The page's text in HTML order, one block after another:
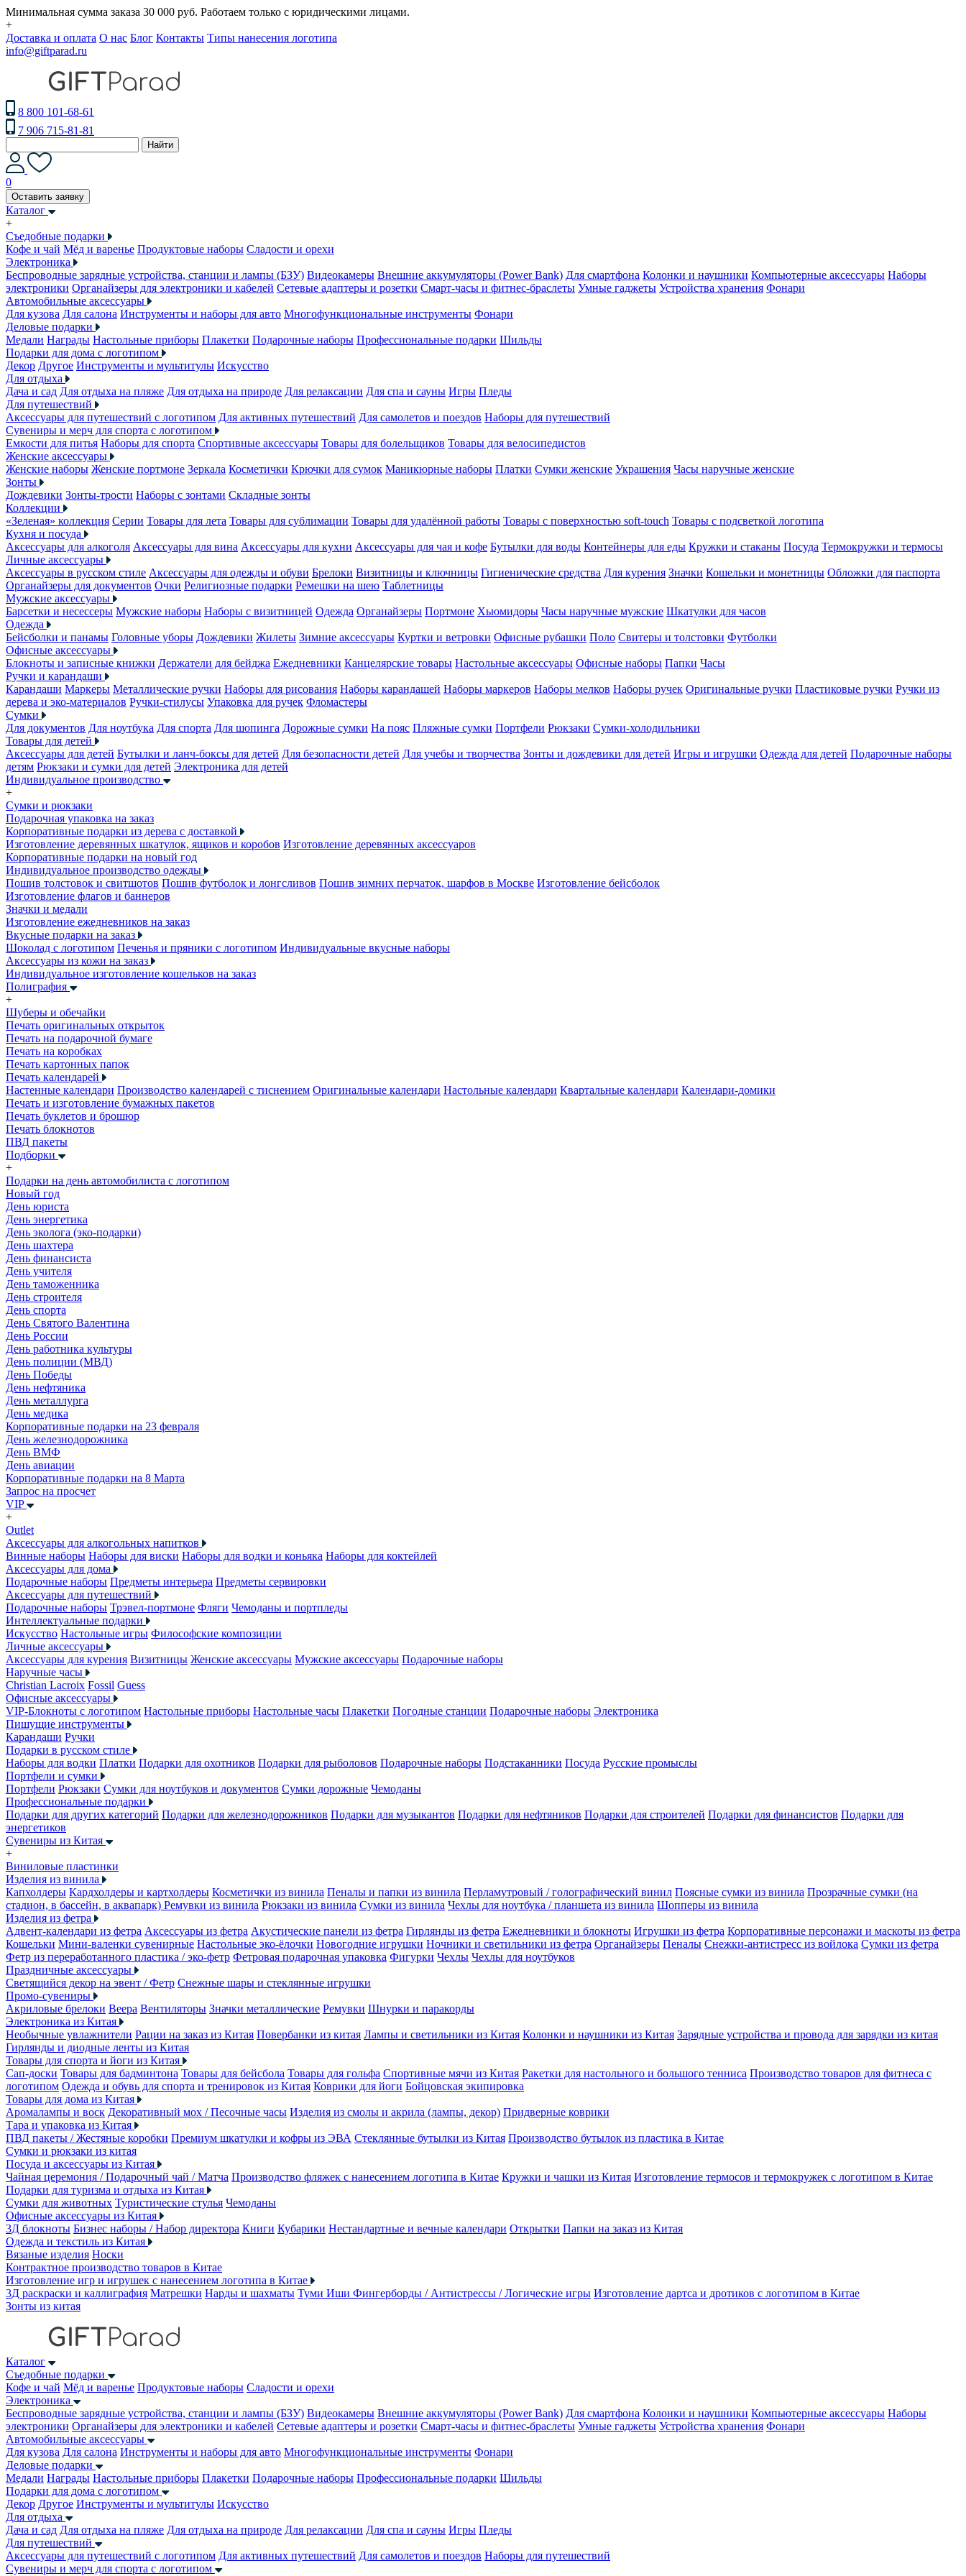
Минимальная сумма заказа 30 000 руб. Работаем только с юридическими лицами.
+
Доставка и оплата О нас Блог Контакты Типы нанесения логотипа
info@giftparad.ru
8 800 101-68-61
7 906 715-81-81
Найти
0
Оставить заявку
Каталог
+
Съедобные подарки
Кофе и чай Мёд и варенье Продуктовые наборы Сладости и орехи
Электроника
Беспроводные зарядные устройства, станции и лампы (БЗУ) Видеокамеры Внешние аккумуляторы (Power Bank) Для смартфона Колонки и наушники Компьютерные аксессуары Наборы
электроники Органайзеры для электроники и кабелей Сетевые адаптеры и розетки Смарт-часы и фитнес-браслеты Умные гаджеты Устройства хранения Фонари
Автомобильные аксессуары
Для кузова Для салона Инструменты и наборы для авто Многофункциональные инструменты Фонари
Деловые подарки
Медали Награды Настольные приборы Плакетки Подарочные наборы Профессиональные подарки Шильды
Подарки для дома с логотипом
Декор Другое Инструменты и мультитулы Искусство
Для отдыха
Дача и сад Для отдыха на пляже Для отдыха на природе Для релаксации Для спа и сауны Игры Пледы
Для путешествий
Аксессуары для путешествий с логотипом Для активных путешествий Для самолетов и поездов Наборы для путешествий
Сувениры и мерч для спорта с логотипом
Емкости для питья Наборы для спорта Спортивные аксессуары Товары для болельщиков Товары для велосипедистов
Женские аксессуары
Женские наборы Женские портмоне Зеркала Косметички Крючки для сумок Маникюрные наборы Платки Сумки женские Украшения Часы наручные женские
Зонты
Дождевики Зонты-трости Наборы с зонтами Складные зонты
Коллекции
«Зеленая» коллекция Серии Товары для лета Товары для сублимации Товары для удалённой работы Товары с поверхностью soft-touch Товары с подсветкой логотипа
Кухня и посуда
Аксессуары для алкоголя Аксессуары для вина Аксессуары для кухни Аксессуары для чая и кофе Бутылки для воды Контейнеры для еды Кружки и стаканы Посуда Термокружки и термосы
Личные аксессуары
Аксессуары в русском стиле Аксессуары для одежды и обуви Брелоки Визитницы и ключницы Гигиенические средства Для курения Значки Кошельки и монетницы Обложки для паспорта
Органайзеры для документов Очки Религиозные подарки Ремешки на шею Таблетницы
Мужские аксессуары
Барсетки и несессеры Мужские наборы Наборы с визитницей Одежда Органайзеры Портмоне Хьюмидоры Часы наручные мужские Шкатулки для часов
Одежда
Бейсболки и панамы Головные уборы Дождевики Жилеты Зимние аксессуары Куртки и ветровки Офисные рубашки Поло Свитеры и толстовки Футболки
Офисные аксессуары
Блокноты и записные книжки Держатели для бейджа Ежедневники Канцелярские товары Настольные аксессуары Офисные наборы Папки Часы
Ручки и карандаши
Карандаши Маркеры Металлические ручки Наборы для рисования Наборы карандашей Наборы маркеров Наборы мелков Наборы ручек Оригинальные ручки Пластиковые ручки Ручки из
дерева и эко-материалов Ручки-стилусы Упаковка для ручек Фломастеры
Сумки
Для документов Для ноутбука Для спорта Для шопинга Дорожные сумки На пояс Пляжные сумки Портфели Рюкзаки Сумки-холодильники
Товары для детей
Аксессуары для детей Бутылки и ланч-боксы для детей Для безопасности детей Для учебы и творчества Зонты и дождевики для детей Игры и игрушки Одежда для детей Подарочные наборы
детям Рюкзаки и сумки для детей Электроника для детей
Индивидуальное производство
+
Сумки и рюкзаки
Подарочная упаковка на заказ
Корпоративные подарки из дерева с доставкой
Изготовление деревянных шкатулок, ящиков и коробов Изготовление деревянных аксессуаров
Корпоративные подарки на новый год
Индивидуальное производство одежды
Пошив толстовок и свитшотов Пошив футболок и лонгсливов Пошив зимних перчаток, шарфов в Москве Изготовление бейсболок
Изготовление флагов и баннеров
Значки и медали
Изготовление ежедневников на заказ
Вкусные подарки на заказ
Шоколад с логотипом Печенья и пряники с логотипом Индивидуальные вкусные наборы
Аксессуары из кожи на заказ
Индивидуальное изготовление кошельков на заказ
Полиграфия
+
Шуберы и обечайки
Печать оригинальных открыток
Печать на подарочной бумаге
Печать на коробках
Печать картонных папок
Печать календарей
Настенные календари Производство календарей с тиснением Оригинальные календари Настольные календари Квартальные календари Календари-домики
Печать и изготовление бумажных пакетов
Печать буклетов и брошюр
Печать блокнотов
ПВД пакеты
Подборки
+
Подарки на день автомобилиста с логотипом
Новый год
День юриста
День энергетика
День эколога (эко-подарки)
День шахтера
День финансиста
День учителя
День таможенника
День строителя
День спорта
День Святого Валентина
День России
День работника культуры
День полиции (МВД)
День Победы
День нефтяника
День металлурга
День медика
Корпоративные подарки на 23 февраля
День железнодорожника
День ВМФ
День авиации
Корпоративные подарки на 8 Марта
Запрос на просчет
VIP
+
Outlet
Аксессуары для алкогольных напитков
Винные наборы Наборы для виски Наборы для водки и коньяка Наборы для коктейлей
Аксессуары для дома
Подарочные наборы Предметы интерьера Предметы сервировки
Аксессуары для путешествий
Подарочные наборы Трэвел-портмоне Фляги Чемоданы и портпледы
Интеллектуальные подарки
Искусство Настольные игры Философские композиции
Личные аксессуары
Аксессуары для курения Визитницы Женские аксессуары Мужские аксессуары Подарочные наборы
Наручные часы
Christian Lacroix Fossil Guess
Офисные аксессуары
VIP-Блокноты с логотипом Настольные приборы Настольные часы Плакетки Погодные станции Подарочные наборы Электроника
Пишущие инструменты
Карандаши Ручки
Подарки в русском стиле
Наборы для водки Платки Подарки для охотников Подарки для рыболовов Подарочные наборы Подстаканники Посуда Русские промыслы
Портфели и сумки
Портфели Рюкзаки Сумки для ноутбуков и документов Сумки дорожные Чемоданы
Профессиональные подарки
Подарки для других категорий Подарки для железнодорожников Подарки для музыкантов Подарки для нефтяников Подарки для строителей Подарки для финансистов Подарки для
энергетиков
Сувениры из Китая
+
Виниловые пластинки
Изделия из винила
Капхолдеры Кардхолдеры и картхолдеры Косметички из винила Пеналы и папки из винила Перламутровый / голографический винил Поясные сумки из винила Прозрачные сумки (на
стадион, в бассейн, в аквапарк) Ремувки из винила Рюкзаки из винила Сумки из винила Чехлы для ноутбука / планшета из винила Шопперы из винила
Изделия из фетра
Адвент-календари из фетра Аксессуары из фетра Акустические панели из фетра Гирлянды из фетра Ежедневники и блокноты Игрушки из фетра Корпоративные персонажи и маскоты из фетра
Кошельки Мини-валенки сувенирные Настольные эко-ёлочки Новогодние игрушки Ночники и светильники из фетра Органайзеры Пеналы Снежки-антистресс из войлока Сумки из фетра
Фетр из переработанного пластика / эко-фетр Фетровая подарочная упаковка Фигурки Чехлы Чехлы для ноутбуков
Праздничные аксессуары
Светящийся декор на эвент / Фетр Снежные шары и стеклянные игрушки
Промо-сувениры
Акриловые брелоки Веера Вентиляторы Значки металлические Ремувки Шнурки и паракорды
Электроника из Китая
Необычные увлажнители Рации на заказ из Китая Повербанки из китая Лампы и светильники из Китая Колонки и наушники из Китая Зарядные устройства и провода для зарядки из китая
Гирлянды и диодные ленты из Китая
Товары для спорта и йоги из Китая
Сап-доски Товары для бадминтона Товары для бейсбола Товары для гольфа Спортивные мячи из Китая Ракетки для настольного и большого тенниса Производство товаров для фитнеса с
логотипом Одежда и обувь для спорта и тренировок из Китая Коврики для йоги Бойцовская экипировка
Товары для дома из Китая
Аромалампы и воск Декоративный мох / Песочные часы Изделия из смолы и акрила (лампы, декор) Придверные коврики
Тара и упаковка из Китая
ПВД пакеты / Жестяные коробки Премиум шкатулки и кофры из ЭВА Стеклянные бутылки из Китая Производство бутылок из пластика в Китае
Сумки и рюкзаки из китая
Посуда и аксессуары из Китая
Чайная церемония / Подарочный чай / Матча Производство фляжек с нанесением логотипа в Китае Кружки и чашки из Китая Изготовление термосов и термокружек с логотипом в Китае
Подарки для туризма и отдыха из Китая
Сумки для животных Туристические стулья Чемоданы
Офисные аксессуары из Китая
3Д блокноты Бизнес наборы / Набор директора Книги Кубарики Нестандартные и вечные календари Открытки Папки на заказ из Китая
Одежда и текстиль из Китая
Вязаные изделия Носки
Контрактное производство товаров в Китае
Изготовление игр и игрушек с нанесением логотипа в Китае
3Д раскраски и каллиграфия Матрешки Нарды и шахматы Туми Иши Фингерборды / Антистрессы / Логические игры Изготовление дартса и дротиков с логотипом в Китае
Зонты из китая
Каталог
Съедобные подарки
Кофе и чай Мёд и варенье Продуктовые наборы Сладости и орехи
Электроника
Беспроводные зарядные устройства, станции и лампы (БЗУ) Видеокамеры Внешние аккумуляторы (Power Bank) Для смартфона Колонки и наушники Компьютерные аксессуары Наборы
электроники Органайзеры для электроники и кабелей Сетевые адаптеры и розетки Смарт-часы и фитнес-браслеты Умные гаджеты Устройства хранения Фонари
Автомобильные аксессуары
Для кузова Для салона Инструменты и наборы для авто Многофункциональные инструменты Фонари
Деловые подарки
Медали Награды Настольные приборы Плакетки Подарочные наборы Профессиональные подарки Шильды
Подарки для дома с логотипом
Декор Другое Инструменты и мультитулы Искусство
Для отдыха
Дача и сад Для отдыха на пляже Для отдыха на природе Для релаксации Для спа и сауны Игры Пледы
Для путешествий
Аксессуары для путешествий с логотипом Для активных путешествий Для самолетов и поездов Наборы для путешествий
Сувениры и мерч для спорта с логотипом